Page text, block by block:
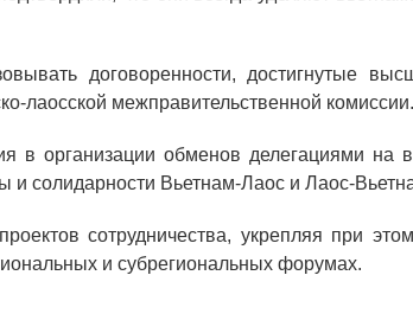
договоренности, достигнутые
лаосской межправительственной комиссии.
в организации обменов делегациями на
и солидарности Вьетнам-Лаос и Лаос-
сотрудничества, укрепляя при
и субрегиональных форумах.